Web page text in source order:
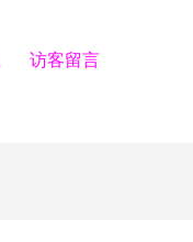
访客留言